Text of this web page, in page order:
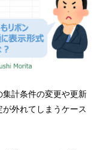
計条件の変更や更新
外れてしまうケース